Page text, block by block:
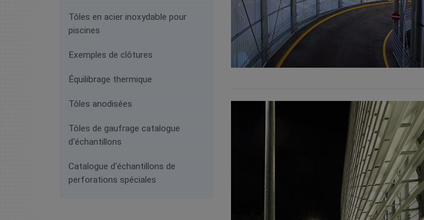
Tôles en acier inoxydable pour
piscines
Exemples de clôtures
Équilibrage thermique
Tôles anodisées
Tôles de gaufrage catalogue
d'échantillons
Catalogue d'échantillons de
perforations spéciales